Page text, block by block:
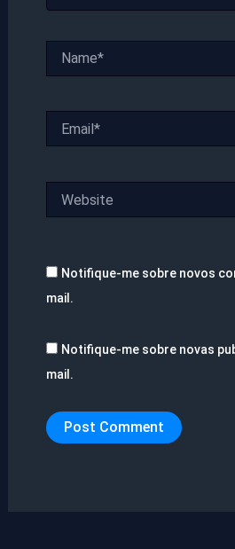
Notifique-me sobre novos
mail.
Notifique-me sobre novas
mail.